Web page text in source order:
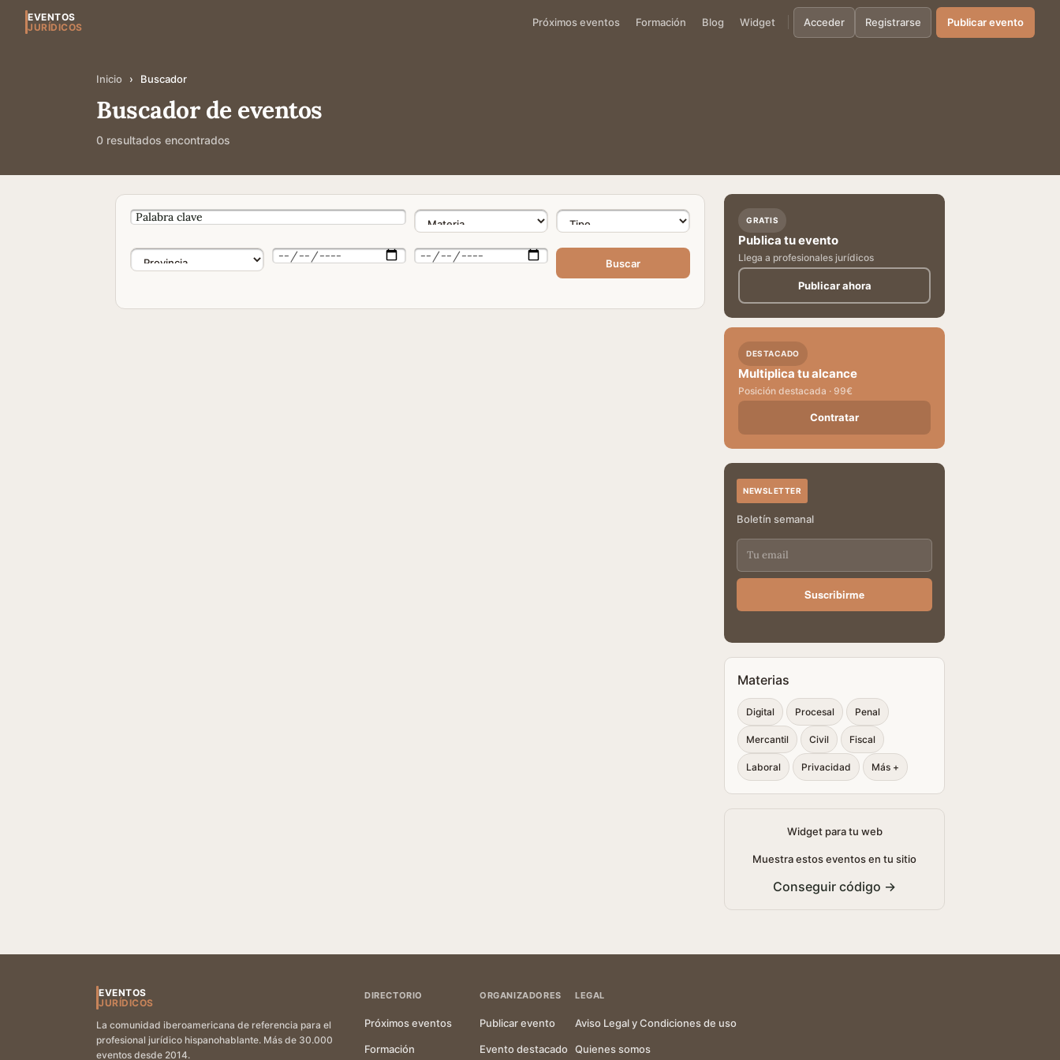
EVENTOS
JURÍDICOS
Próximos eventos Formación Blog Widget Acceder Registrarse Publicar evento
Inicio › Buscador
Buscador de eventos
0 resultados encontrados
Buscar
GRATIS
Publica tu evento
Llega a profesionales jurídicos
Publicar ahora
DESTACADO
Multiplica tu alcance
Posición destacada · 99€
Contratar
NEWSLETTER
Boletín semanal
Suscribirme
Materias
Digital Procesal Penal
Mercantil Civil Fiscal
Laboral Privacidad Más +
Widget para tu web
Muestra estos eventos en tu sitio
Conseguir código →
EVENTOS
JURÍDICOS
La comunidad iberoamericana de referencia para el
profesional jurídico hispanohablante. Más de 30.000
eventos desde 2014.
DIRECTORIO
Próximos eventos
Formación
ORGANIZADORES
Publicar evento
Evento destacado
LEGAL
Aviso Legal y Condiciones de uso
Quienes somos